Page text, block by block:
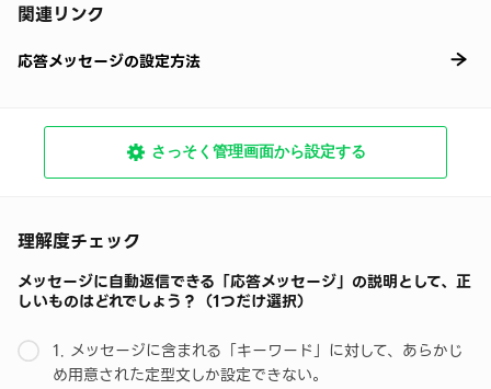
関連リンク
応答メッセージの設定方法
さっそく管理画面から設定する
理解度チェック
メッセージに自動返信できる「応答メッセージ」の説明として、正
しいものはどれでしょう？（1つだけ選択）
1. メッセージに含まれる「キーワード」に対して、あらかじ
め用意された定型文しか設定できない。